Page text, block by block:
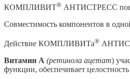
КОМПЛИВИТ® АНТИСТРЕСС
Совместимость компонентов в
Действие КОМПЛИВИТа®
Витамин А (ретинола ацетат)
функции, обеспечивает